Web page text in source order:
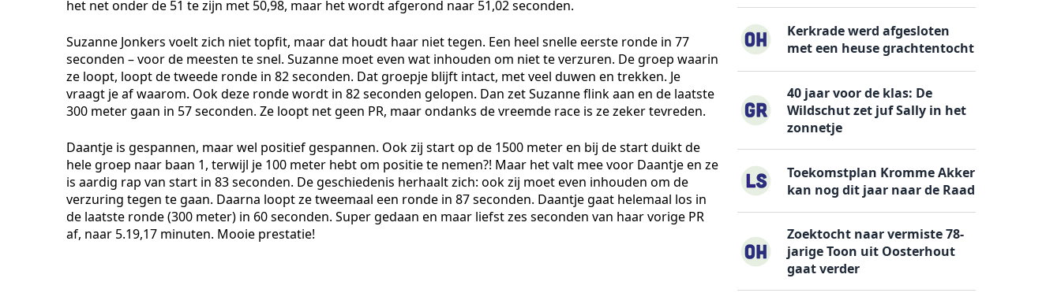
het net onder de 51 te zijn met 50,98, maar het wordt afgerond naar 51,02 seconden.
Suzanne Jonkers voelt zich niet topfit, maar dat houdt haar niet tegen. Een heel snelle eerste ronde in 77
seconden – voor de meesten te snel. Suzanne moet even wat inhouden om niet te verzuren. De groep waarin
ze loopt, loopt de tweede ronde in 82 seconden. Dat groepje blijft intact, met veel duwen en trekken. Je
vraagt je af waarom. Ook deze ronde wordt in 82 seconden gelopen. Dan zet Suzanne flink aan en de laatste
300 meter gaan in 57 seconden. Ze loopt net geen PR, maar ondanks de vreemde race is ze zeker tevreden.
Daantje is gespannen, maar wel positief gespannen. Ook zij start op de 1500 meter en bij de start duikt de
hele groep naar baan 1, terwijl je 100 meter hebt om positie te nemen?! Maar het valt mee voor Daantje en ze
is aardig rap van start in 83 seconden. De geschiedenis herhaalt zich: ook zij moet even inhouden om de
verzuring tegen te gaan. Daarna loopt ze tweemaal een ronde in 87 seconden. Daantje gaat helemaal los in
de laatste ronde (300 meter) in 60 seconden. Super gedaan en maar liefst zes seconden van haar vorige PR
af, naar 5.19,17 minuten. Mooie prestatie!
Kerkrade werd afgesloten
met een heuse grachtentocht
40 jaar voor de klas: De
Wildschut zet juf Sally in het
zonnetje
Toekomstplan Kromme Akker
kan nog dit jaar naar de Raad
Zoektocht naar vermiste 78-
jarige Toon uit Oosterhout
gaat verder